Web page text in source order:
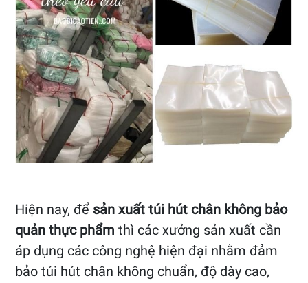
Hiện nay, để sản xuất túi hút chân không bảo
quản thực phẩm thì các xưởng sản xuất cần
áp dụng các công nghệ hiện đại nhằm đảm
bảo túi hút chân không chuẩn, độ dày cao,